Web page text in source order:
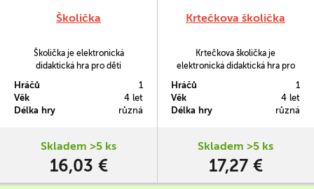
Školička
Školička je elektronická
didaktická hra pro děti
listů se 176 obrázky, mezi nimiž
Hráčů
1
Věk
4 let
Délka hry
různá
Skladem >5 ks
16,03 €
Krtečkova školička
Krtečkova školička je
elektronická didaktická hra pro
16 listů s obrázky, mezi nimiž děti
hledají souvislosti. Správnou
odpověď signalizuje zelené
Hráčů
1
Věk
4 let
Délka hry
různá
Skladem >5 ks
17,27 €